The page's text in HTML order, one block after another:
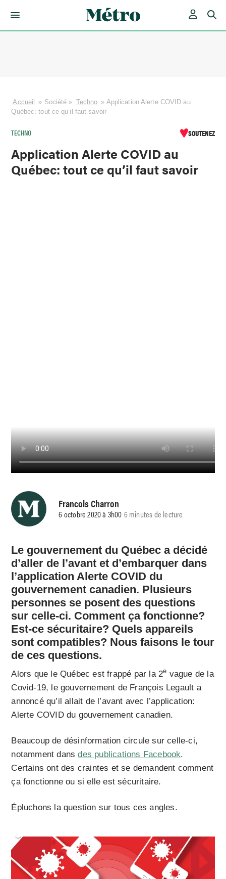
Accueil » Société » Techno » Application Alerte COVID au
Québec: tout ce qu’il faut savoir
TECHNO SOUTENEZ
Application Alerte COVID au
Québec: tout ce qu’il faut savoir
Francois Charron
6 octobre 2020 à 3h00 6 minutes de lecture
Le gouvernement du Québec a décidé
d’aller de l’avant et d’embarquer dans
l’application Alerte COVID du
gouvernement canadien. Plusieurs
personnes se posent des questions
sur celle-ci. Comment ça fonctionne?
Est-ce sécuritaire? Quels appareils
sont compatibles? Nous faisons le tour
de ces questions.
Alors que le Québec est frappé par la 2e vague de la
Covid-19, le gouvernement de François Legault a
annoncé qu’il allait de l’avant avec l’application:
Alerte COVID du gouvernement canadien.
Beaucoup de désinformation circule sur celle-ci,
notamment dansdes publications Facebook.
Certains ont des craintes et se demandent comment
ça fonctionne ou si elle est sécuritaire.
Épluchons la question sur tous ces angles.